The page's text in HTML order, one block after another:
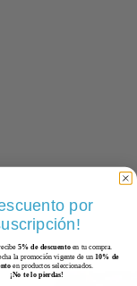
por
5% de descuentoen tu compra.
la promoción vigente de un10% de
en productos seleccionados.
¡No te lo pierdas!